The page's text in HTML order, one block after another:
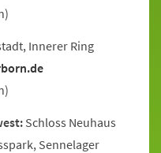
Innerer Ring
Schloss Neuhaus
Sennelager